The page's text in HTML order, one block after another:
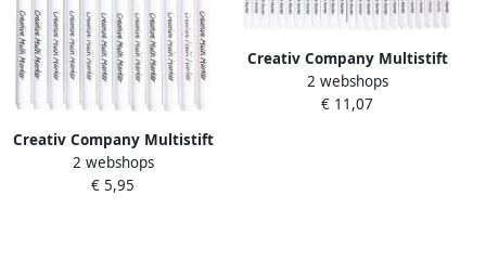
Creativ Company Multistift
4mm set Ã 12 kleuren
2 webshops
€ 5,95
Creativ Company Multistift
4mm set Ã 24 kleuren
2 webshops
€ 11,07